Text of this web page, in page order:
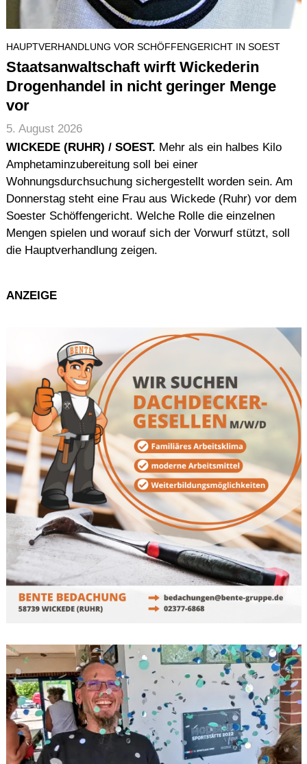
HAUPTVERHANDLUNG VOR SCHÖFFENGERICHT IN SOEST
Staatsanwaltschaft wirft Wickederin
Drogenhandel in nicht geringer Menge
vor
5. August 2026
WICKEDE (RUHR) / SOEST. Mehr als ein halbes Kilo
Amphetaminzubereitung soll bei einer
Wohnungsdurchsuchung sichergestellt worden sein. Am
Donnerstag steht eine Frau aus Wickede (Ruhr) vor dem
Soester Schöffengericht. Welche Rolle die einzelnen
Mengen spielen und worauf sich der Vorwurf stützt, soll
die Hauptverhandlung zeigen.
ANZEIGE